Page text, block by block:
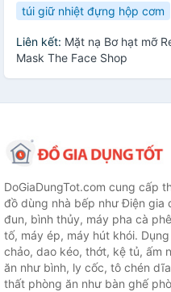
túi giữ nhiệt đựng hộp cơm
Liên kết: Mặt nạ Bơ hạt mỡ
Mask The Face Shop
DoGiaDungTot.com cung cấp
đồ dùng nhà bếp như Điện gia
đun, bình thủy, máy pha cà
tố, máy ép, máy hút khói.
chảo, dao kéo, thớt, kệ tủ, ấm
ăn như bình, ly cốc, tô chén
thất phòng ăn như bàn ghế